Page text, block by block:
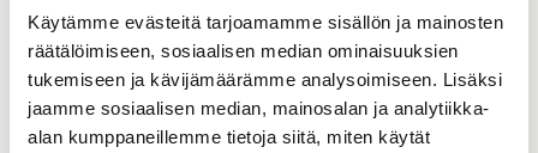
Käytämme evästeitä tarjoamamme sisällön ja mainosten
räätälöimiseen, sosiaalisen median ominaisuuksien
tukemiseen ja kävijämäärämme analysoimiseen. Lisäksi
jaamme sosiaalisen median, mainosalan ja analytiikka-
alan kumppaneillemme tietoja siitä, miten käytät
Lisää ostoskoriin